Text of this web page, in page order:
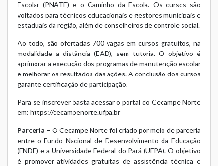
Escolar (PNATE) e o Caminho da Escola. Os cursos são
voltados para técnicos educacionais e gestores municipais e
estaduais da região, além de conselheiros de controle social.
Ao todo, são ofertadas 700 vagas em cursos gratuitos, na
modalidade a distância (EAD), sem tutoria. O objetivo é
aprimorar a execução dos programas de manutenção escolar
e melhorar os resultados das ações. A conclusão dos cursos
garante certificação de participação.
Para se inscrever basta acessar o portal do Cecampe Norte
em: https://cecampenorte.ufpa.br
Parceria – O Cecampe Norte foi criado por meio de parceria
entre o Fundo Nacional de Desenvolvimento da Educação
(FNDE) e a Universidade Federal do Pará (UFPA). O objetivo
é promover atividades gratuitas de assistência técnica e